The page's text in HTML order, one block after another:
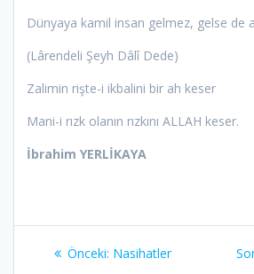
Dünyaya kamil insan gelmez, gelse de
(Lârendeli Şeyh Dâlî Dede)
Zalimin rişte-i ikbalini bir ah keser
Mani-i rızk olanın rızkını ALLAH keser.
İbrahim YERLİKAYA
YazıÖnceki: Önceki
Nasihatler